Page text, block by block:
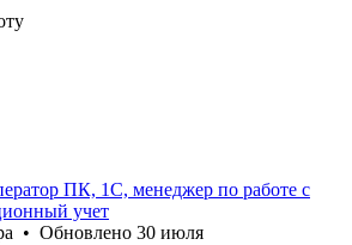
ПК, 1С, менеджер по работе с
учет
• Обновлено 30 июля